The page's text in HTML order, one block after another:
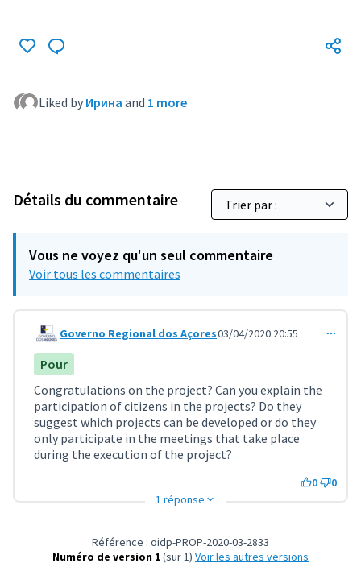
Liked by Ирина and 1 more
Détails du commentaire
Vous ne voyez qu'un seul commentaire
Voir tous les commentaires
Commentaire 970
Governo Regional dos Açores03/04/2020 20:55
Pour
Congratulations on the project? Can you explain the
participation of citizens in the projects? Do they
suggest which projects can be developed or do they
only participate in the meetings that take place
during the execution of the project?
0
0
1 réponse
Référence : oidp-PROP-2020-03-2833
Numéro de version 1(sur 1) voir les autres versions